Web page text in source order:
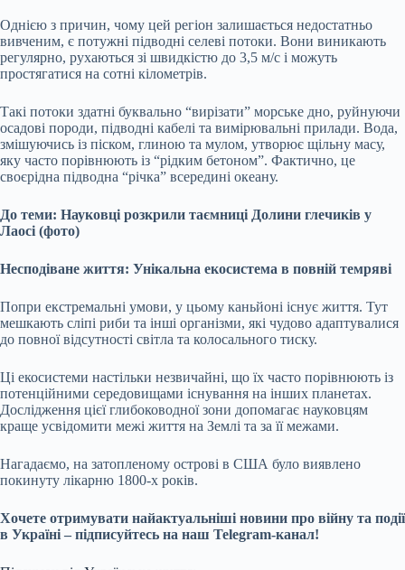
Однією з причин, чому цей регіон залишається недостатньо
вивченим, є потужні підводні селеві потоки. Вони виникають
регулярно, рухаються зі швидкістю до 3,5 м/с і можуть
простягатися на сотні кілометрів.
Такі потоки здатні буквально “вирізати” морське дно, руйнуючи
осадові породи, підводні кабелі та вимірювальні прилади. Вода,
змішуючись із піском, глиною та мулом, утворює щільну масу,
яку часто порівнюють із “рідким бетоном”. Фактично, це
своєрідна підводна “річка” всередині океану.
До теми: Науковці розкрили таємниці Долини глечиків у
Лаосі (фото)
Несподіване життя: Унікальна екосистема в повній темряві
Попри екстремальні умови, у цьому каньйоні існує життя. Тут
мешкають сліпі риби та інші організми, які чудово адаптувалися
до повної відсутності світла та колосального тиску.
Ці екосистеми настільки незвичайні, що їх часто порівнюють із
потенційними середовищами існування на інших планетах.
Дослідження цієї глибоководної зони допомагає науковцям
краще усвідомити межі життя на Землі та за її межами.
Нагадаємо, на затопленому острові в США було виявлено
покинуту лікарню 1800-х років.
Хочете отримувати найактуальніші новини про війну та події
в Україні – підписуйтесь на наш Telegram-канал!